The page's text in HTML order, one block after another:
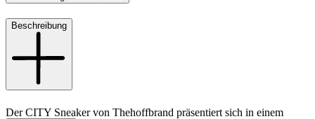
Beschreibung
Der CITY Sneaker von Thehoffbrand präsentiert sich in einem